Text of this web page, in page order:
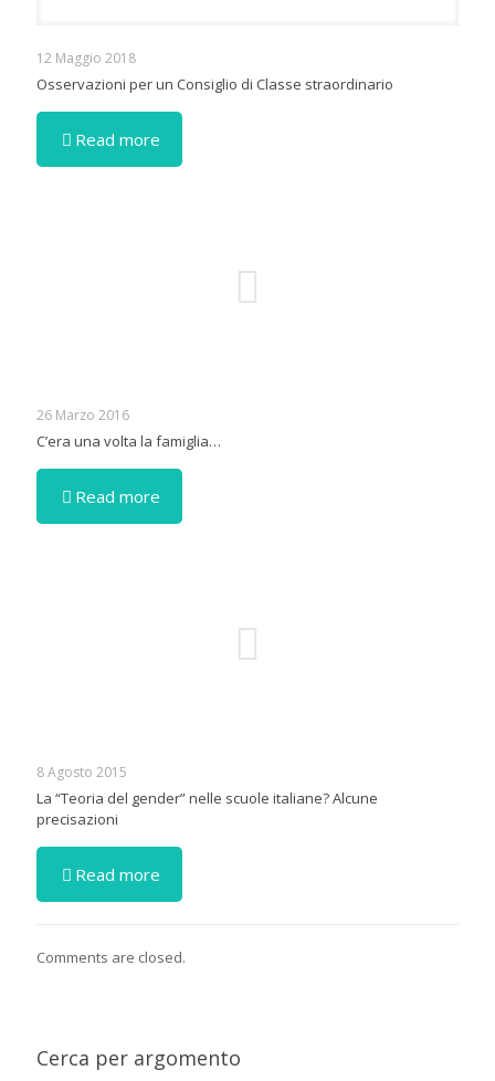
12 Maggio 2018
Osservazioni per un Consiglio di Classe straordinario
Read more
26 Marzo 2016
C’era una volta la famiglia…
Read more
8 Agosto 2015
La “Teoria del gender” nelle scuole italiane? Alcune
precisazioni
Read more
Comments are closed.
Cerca per argomento